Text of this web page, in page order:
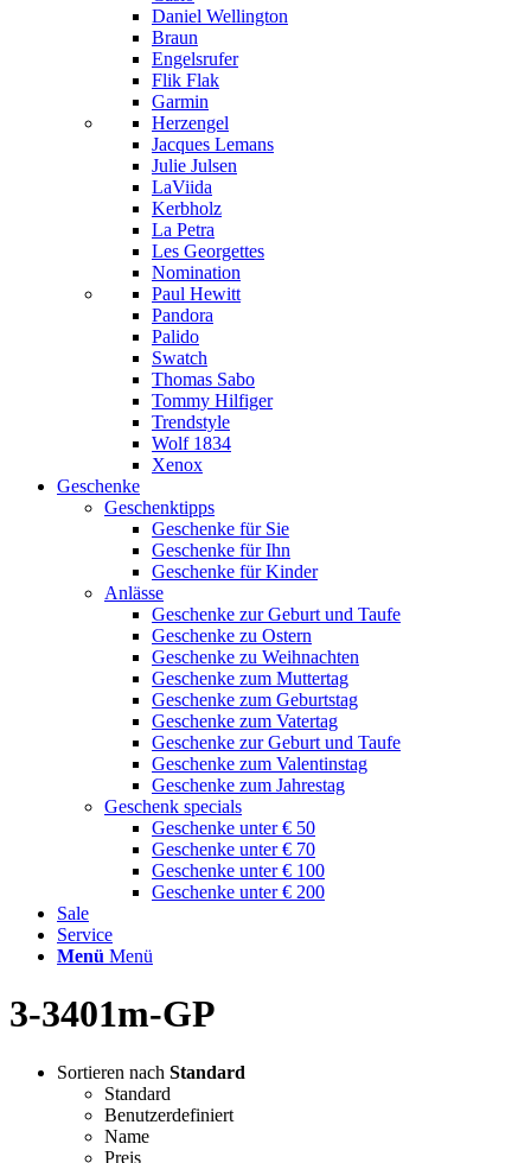
Daniel Wellington
Braun
Engelsrufer
Flik Flak
Garmin
Herzengel
Jacques Lemans
Julie Julsen
LaViida
Kerbholz
La Petra
Les Georgettes
Nomination
Paul Hewitt
Pandora
Palido
Swatch
Thomas Sabo
Tommy Hilfiger
Trendstyle
Wolf 1834
Xenox
Geschenke
Geschenktipps
Geschenke für Sie
Geschenke für Ihn
Geschenke für Kinder
Anlässe
Geschenke zur Geburt und Taufe
Geschenke zu Ostern
Geschenke zu Weihnachten
Geschenke zum Muttertag
Geschenke zum Geburtstag
Geschenke zum Vatertag
Geschenke zur Geburt und Taufe
Geschenke zum Valentinstag
Geschenke zum Jahrestag
Geschenk specials
Geschenke unter € 50
Geschenke unter € 70
Geschenke unter € 100
Geschenke unter € 200
Sale
Service
Menü Menü
3-3401m-GP
Sortieren nach Standard
Standard
Benutzerdefiniert
Name
Preis